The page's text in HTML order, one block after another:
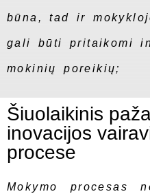
būna, tad ir
gali būti pritaikomi
mokinių poreikių;
Šiuolaikinis
inovacijos
procese
Mokymo procesas